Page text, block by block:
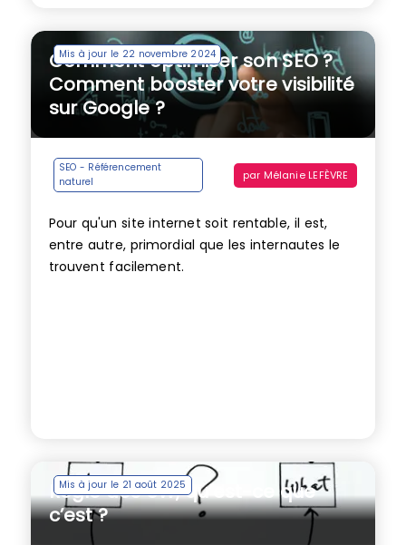
Mis à jour le 22 novembre 2024
Comment optimiser son SEO ?
Comment booster votre visibilité
sur Google ?
SEO - Référencement
naturel
par Mélanie LEFÈVRE
Pour qu'un site internet soit rentable, il est,
entre autre, primordial que les internautes le
trouvent facilement.
Mis à jour le 21 août 2025
Règle des 5W, qu’est-ce que
c’est ?